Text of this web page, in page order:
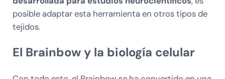
posible adaptar esta herramienta en otros tipos de
tejidos.
El Brainbow y la biología celular